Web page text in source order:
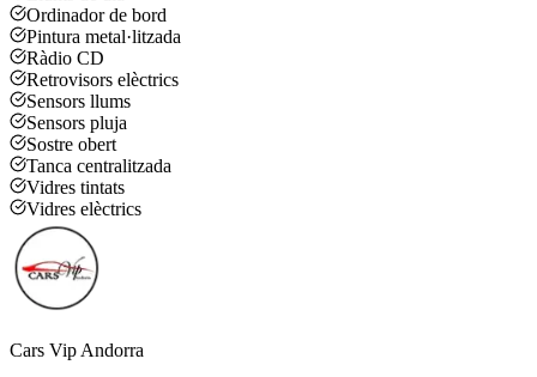
Ordinador de bord
Pintura metal·litzada
Ràdio CD
Retrovisors elèctrics
Sensors llums
Sensors pluja
Sostre obert
Tanca centralitzada
Vidres tintats
Vidres elèctrics
Cars Vip Andorra